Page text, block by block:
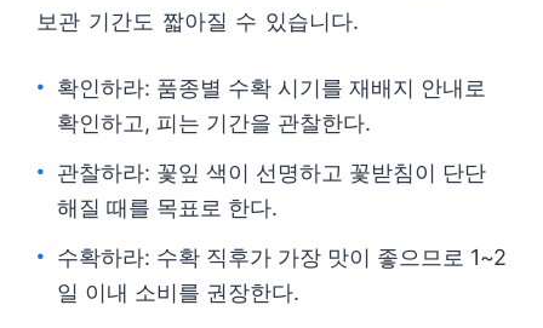
보관 기간도 짧아질 수 있습니다.
확인하라: 품종별 수확 시기를 재배지 안내로
확인하고, 피는 기간을 관찰한다.
관찰하라: 꽃잎 색이 선명하고 꽃받침이 단단
해질 때를 목표로 한다.
수확하라: 수확 직후가 가장 맛이 좋으므로 1~2
일 이내 소비를 권장한다.